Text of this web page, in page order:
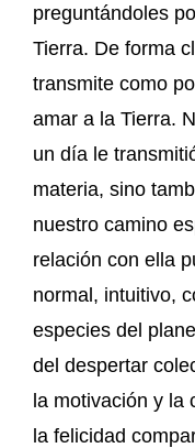
preguntándoles
Tierra. De forma
transmite como
amar a la Tierra.
un día le
materia, sino
nuestro camino
relación con ella
normal, intuitivo,
especies del
del despertar
la motivación y la
la felicidad